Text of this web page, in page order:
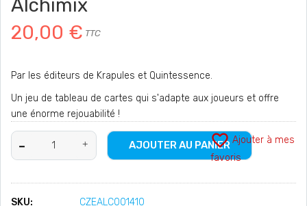
Alchimix
20,00 € TTC
Par les éditeurs de Krapules et Quintessence.
Un jeu de tableau de cartes qui s'adapte aux joueurs et offre
une énorme rejouabilité !
AJOUTER AU PANIER
favorite_border Ajouter à mes
favoris
SKU:
CZEALC001410